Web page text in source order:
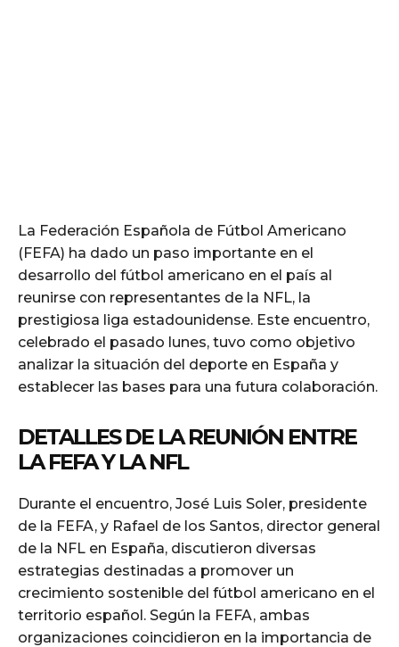
La Federación Española de Fútbol Americano
(FEFA) ha dado un paso importante en el
desarrollo del fútbol americano en el país al
reunirse con representantes de la NFL, la
prestigiosa liga estadounidense. Este encuentro,
celebrado el pasado lunes, tuvo como objetivo
analizar la situación del deporte en España y
establecer las bases para una futura colaboración.
DETALLES DE LA REUNIÓN ENTRE
LA FEFA Y LA NFL
Durante el encuentro, José Luis Soler, presidente
de la FEFA, y Rafael de los Santos, director general
de la NFL en España, discutieron diversas
estrategias destinadas a promover un
crecimiento sostenible del fútbol americano en el
territorio español. Según la FEFA, ambas
organizaciones coincidieron en la importancia de